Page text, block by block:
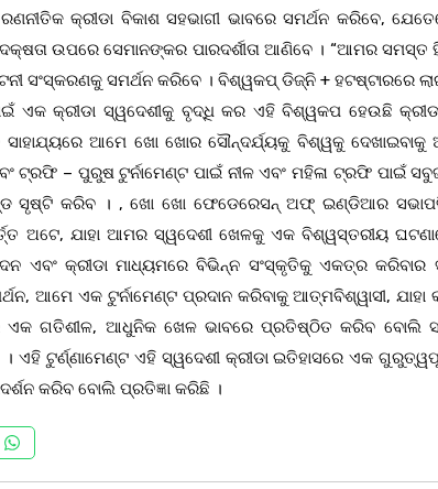
କ୍ରୀଡା ବିକାଶ ସହଭାଗୀ ଭାବରେ ସମର୍ଥନ କରିବେ,
ଉପରେ ସେମାନଙ୍କର ପାରଦର୍ଶୀତା ଆଣିବେ । “ଆମର
ସଂସ୍କରଣକୁ ସମର୍ଥନ କରିବେ । ବିଶ୍ୱକପ୍‌ ଡିଜ୍ନି + ହଟଷ୍ଟାରରେ
ଏକ କ୍ରୀଡା ସ୍ୱଦେଶୀକୁ ବୃଦ୍ଧି କର ଏହି ବିଶ୍ୱକପ ହେଉଛି
ଆମେ ଖୋ ଖୋର ସୌନ୍ଦର୍ଯ୍ୟକୁ ବିଶ୍ୱକୁ
ଟ୍ରଫି – ପୁରୁଷ ଟୁର୍ନାମେଣ୍ଟ ପାଇଁ ନୀଳ ଏବଂ ମହିଳା ଟ୍ରଫି ପାଇଁ
ସୃଷ୍ଟି କରିବ । , ଖୋ ଖୋ ଫେଡେରେସନ୍ ଅଫ୍‌ ଇଣ୍ଡିଆର
ଅଟେ, ଯାହା ଆମର ସ୍ୱଦେଶୀ ଖେଳକୁ ଏକ ବିଶ୍ୱସ୍ତରୀୟ
ଏବଂ କ୍ରୀଡା ମାଧ୍ୟମରେ ବିଭିନ୍ନ ସଂସ୍କୃତିକୁ ଏକତ୍ର
ଆମେ ଏକ ଟୁର୍ନାମେଣ୍ଟ ପ୍ରଦାନ କରିବାକୁ ଆତ୍ମବିଶ୍ୱାସୀ,
ଏକ ଗତିଶୀଳ, ଆଧୁନିକ ଖେଳ ଭାବରେ ପ୍ରତିଷ୍ଠିତ କରିବ ବୋଲି
ଟୁର୍ଣ୍ଣାମେଣ୍ଟ ଏହି ସ୍ୱଦେଶୀ କ୍ରୀଡା ଇତିହାସରେ ଏକ
କରିବ ବୋଲି ପ୍ରତିଜ୍ଞା କରିଛି ।